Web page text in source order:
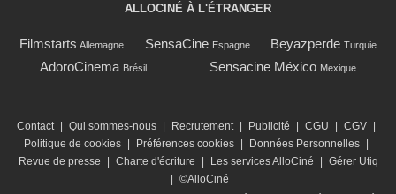
ALLOCINÉ À L'ÉTRANGER
Filmstarts Allemagne SensaCine Espagne Beyazperde Turquie
AdoroCinema Brésil Sensacine México Mexique
Contact | Qui sommes-nous | Recrutement | Publicité | CGU | CGV |
Politique de cookies | Préférences cookies | Données Personnelles |
Revue de presse
| Charte d'écriture | Les services AlloCiné | Gérer Utiq
| ©AlloCiné